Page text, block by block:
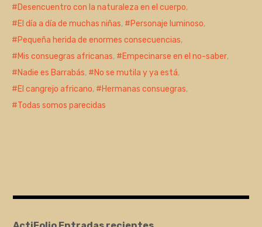
Desencuentro con la naturaleza en el cuerpo,
El día a día de muchas niñas, Personaje luminoso,
Pequeña herida de enormes consecuencias,
Mis consuegras africanas, Empecinarse en el no-saber,
Nadie es Barrabás, No se mutila y ya está,
El cangrejo africano, Hermanas consuegras,
Todas somos parecidas